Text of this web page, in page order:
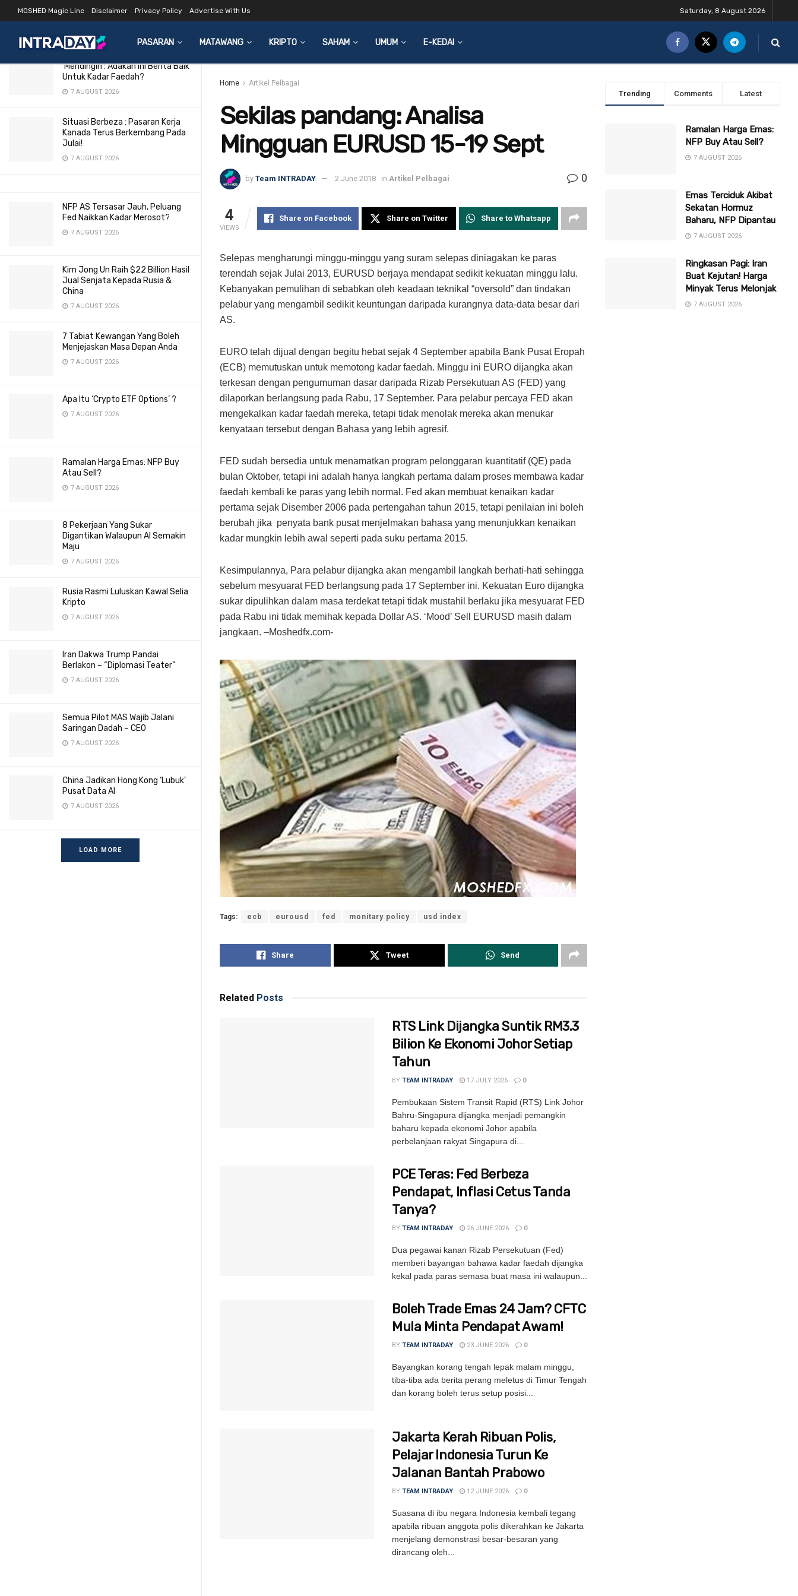
LATEST TRENDING Filter
‘Mendingin’: Adakah Ini Berita Baik
Untuk Kadar Faedah?
7 AUGUST 2026
Situasi Berbeza : Pasaran Kerja
Kanada Terus Berkembang Pada
Julai!
7 AUGUST 2026
NFP AS Tersasar Jauh, Peluang
Fed Naikkan Kadar Merosot?
7 AUGUST 2026
Kim Jong Un Raih $22 Billion Hasil
Jual Senjata Kepada Rusia &
China
7 AUGUST 2026
7 Tabiat Kewangan Yang Boleh
Menjejaskan Masa Depan Anda
7 AUGUST 2026
Apa Itu ‘Crypto ETF Options’ ?
7 AUGUST 2026
Ramalan Harga Emas: NFP Buy
Atau Sell?
7 AUGUST 2026
8 Pekerjaan Yang Sukar
Digantikan Walaupun AI Semakin
Maju
7 AUGUST 2026
Rusia Rasmi Luluskan Kawal Selia
Kripto
7 AUGUST 2026
Iran Dakwa Trump Pandai
Berlakon – “Diplomasi Teater”
7 AUGUST 2026
Semua Pilot MAS Wajib Jalani
Saringan Dadah – CEO
7 AUGUST 2026
China Jadikan Hong Kong ‘Lubuk’
Pusat Data AI
7 AUGUST 2026
LOAD MORE
MOSHED Magic Line Disclaimer Privacy Policy Advertise With Us Saturday, 8 August 2026
PASARAN MATAWANG KRIPTO SAHAM UMUM E-KEDAI
Home Artikel Pelbagai
Sekilas pandang: Analisa
Mingguan EURUSD 15-19 Sept
by Team INTRADAY 2 June 2018 in Artikel Pelbagai 0
4
VIEWS
Share on Facebook Share on Twitter Share to Whatsapp
Selepas mengharungi minggu-minggu yang suram selepas diniagakan ke paras
terendah sejak Julai 2013, EURUSD berjaya mendapat sedikit kekuatan minggu lalu.
Kebanyakan pemulihan di sebabkan oleh keadaan teknikal “oversold” dan tindakan
pelabur yang mengambil sedikit keuntungan daripada kurangnya data-data besar dari
AS.
EURO telah dijual dengan begitu hebat sejak 4 September apabila Bank Pusat Eropah
(ECB) memutuskan untuk memotong kadar faedah. Minggu ini EURO dijangka akan
terkesan dengan pengumuman dasar daripada Rizab Persekutuan AS (FED) yang
dilaporkan berlangsung pada Rabu, 17 September. Para pelabur percaya FED akan
mengekalkan kadar faedah mereka, tetapi tidak menolak mereka akan menukar
kenyataan tersebut dengan Bahasa yang lebih agresif.
FED sudah bersedia untuk menamatkan program pelonggaran kuantitatif (QE) pada
bulan Oktober, tetapi ini adalah hanya langkah pertama dalam proses membawa kadar
faedah kembali ke paras yang lebih normal. Fed akan membuat kenaikan kadar
pertama sejak Disember 2006 pada pertengahan tahun 2015, tetapi penilaian ini boleh
berubah jika penyata bank pusat menjelmakan bahasa yang menunjukkan kenaikan
kadar mungkin lebih awal seperti pada suku pertama 2015.
Kesimpulannya, Para pelabur dijangka akan mengambil langkah berhati-hati sehingga
sebelum mesyuarat FED berlangsung pada 17 September ini. Kekuatan Euro dijangka
sukar dipulihkan dalam masa terdekat tetapi tidak mustahil berlaku jika mesyuarat FED
pada Rabu ini tidak memihak kepada Dollar AS. ‘Mood’ Sell EURUSD masih dalam
jangkaan. –Moshedfx.com-
Tags: ecb eurousd fed monitary policy usd index
Share Tweet Send
Related Posts
RTS Link Dijangka Suntik RM3.3
Bilion Ke Ekonomi Johor Setiap
Tahun
BY TEAM INTRADAY 17 JULY 2026 0
Pembukaan Sistem Transit Rapid (RTS) Link Johor
Bahru-Singapura dijangka menjadi pemangkin
baharu kepada ekonomi Johor apabila
perbelanjaan rakyat Singapura di...
PCE Teras: Fed Berbeza
Pendapat, Inflasi Cetus Tanda
Tanya?
BY TEAM INTRADAY 26 JUNE 2026 0
Dua pegawai kanan Rizab Persekutuan (Fed)
memberi bayangan bahawa kadar faedah dijangka
kekal pada paras semasa buat masa ini walaupun...
Boleh Trade Emas 24 Jam? CFTC
Mula Minta Pendapat Awam!
BY TEAM INTRADAY 23 JUNE 2026 0
Bayangkan korang tengah lepak malam minggu,
tiba-tiba ada berita perang meletus di Timur Tengah
dan korang boleh terus setup posisi...
Jakarta Kerah Ribuan Polis,
Pelajar Indonesia Turun Ke
Jalanan Bantah Prabowo
BY TEAM INTRADAY 12 JUNE 2026 0
Suasana di ibu negara Indonesia kembali tegang
apabila ribuan anggota polis dikerahkan ke Jakarta
menjelang demonstrasi besar-besaran yang
dirancang oleh...
Trending Comments Latest
Ramalan Harga Emas:
NFP Buy Atau Sell?
7 AUGUST 2026
Emas Terciduk Akibat
Sekatan Hormuz
Baharu, NFP Dipantau
7 AUGUST 2026
Ringkasan Pagi: Iran
Buat Kejutan! Harga
Minyak Terus Melonjak
7 AUGUST 2026